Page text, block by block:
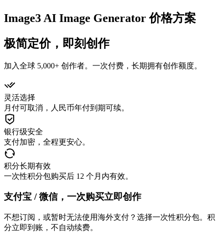
Image3 AI Image Generator 价格方案
极简定价，即刻创作
加入全球 5,000+ 创作者。一次付费，长期拥有创作额度。
灵活选择
月付可取消，人民币年付到期可续。
银行级安全
支付加密，全程更安心。
积分长期有效
一次性积分包购买后 12 个月内有效。
支付宝 / 微信，一次购买立即创作
不想订阅，或暂时无法使用海外支付？选择一次性积分包。积
分立即到账，不自动续费。